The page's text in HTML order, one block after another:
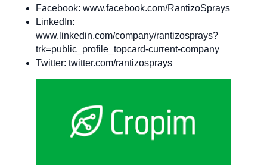
Facebook: www.facebook.com/RantizoSprays
LinkedIn:
www.linkedin.com/company/rantizosprays?
trk=public_profile_topcard-current-company
Twitter: twitter.com/rantizosprays